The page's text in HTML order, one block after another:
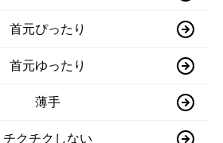
首元ぴったり
首元ゆったり
薄手
チクチクしない